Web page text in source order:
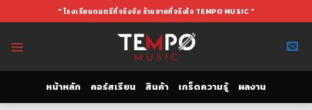
to
" โรงเรียนดนตรีที่จริงจัง ร้านขายที่จริงใจ TEMPO MUSIC "
หน้าหลัก คอร์สเรียน สินค้า เกร็ดความรู้ ผลงาน